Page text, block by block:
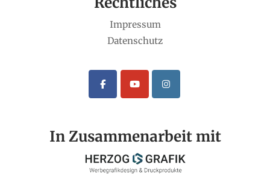
Impressum
Datenschutz
In Zusammenarbeit mit